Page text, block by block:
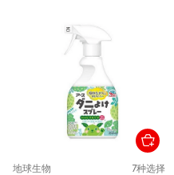
地球生物 7种选择